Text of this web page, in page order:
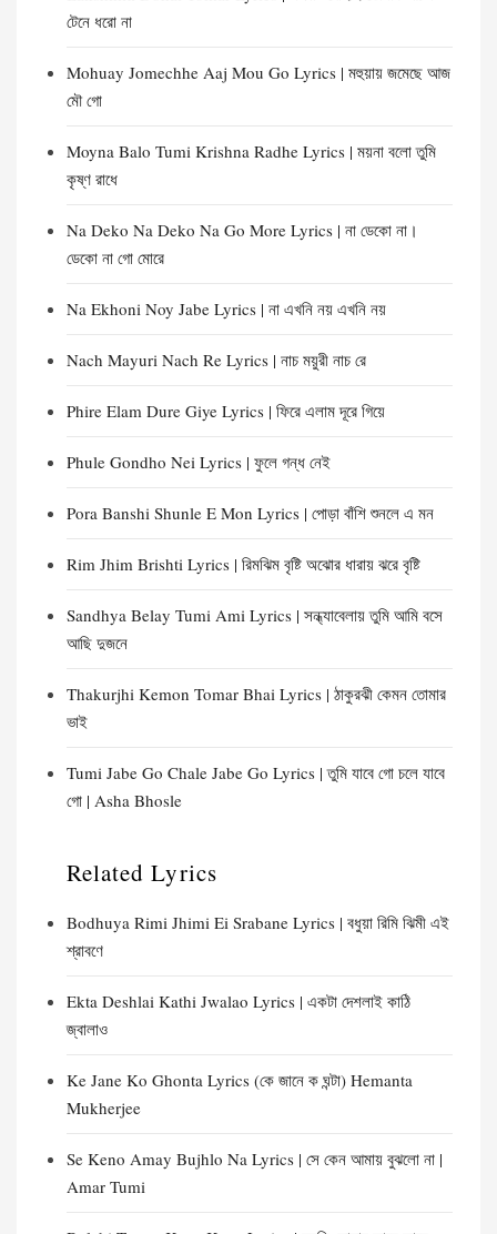
টেনে ধরো না
Mohuay Jomechhe Aaj Mou Go Lyrics | মহুয়ায় জমেছে আজ
মৌ গো
Moyna Balo Tumi Krishna Radhe Lyrics | ময়না বলো তুমি
কৃষ্ণ রাধে
Na Deko Na Deko Na Go More Lyrics | না ডেকো না।
ডেকো না গো মোরে
Na Ekhoni Noy Jabe Lyrics | না এখনি নয় এখনি নয়
Nach Mayuri Nach Re Lyrics | নাচ ময়ুরী নাচ রে
Phire Elam Dure Giye Lyrics | ফিরে এলাম দূরে গিয়ে
Phule Gondho Nei Lyrics | ফুলে গন্ধ নেই
Pora Banshi Shunle E Mon Lyrics | পোড়া বাঁশি শুনলে এ মন
Rim Jhim Brishti Lyrics | রিমঝিম বৃষ্টি অঝোর ধারায় ঝরে বৃষ্টি
Sandhya Belay Tumi Ami Lyrics | সন্ধ্যাবেলায় তুমি আমি বসে
আছি দুজনে
Thakurjhi Kemon Tomar Bhai Lyrics | ঠাকুরঝী কেমন তোমার
ভাই
Tumi Jabe Go Chale Jabe Go Lyrics | তুমি যাবে গো চলে যাবে
গো | Asha Bhosle
Related Lyrics
Bodhuya Rimi Jhimi Ei Srabane Lyrics | বধুয়া রিমি ঝিমী এই
শ্রাবণে
Ekta Deshlai Kathi Jwalao Lyrics | একটা দেশলাই কাঠি
জ্বালাও
Ke Jane Ko Ghonta Lyrics (কে জানে ক ঘন্টা) Hemanta
Mukherjee
Se Keno Amay Bujhlo Na Lyrics | সে কেন আমায় বুঝলো না |
Amar Tumi